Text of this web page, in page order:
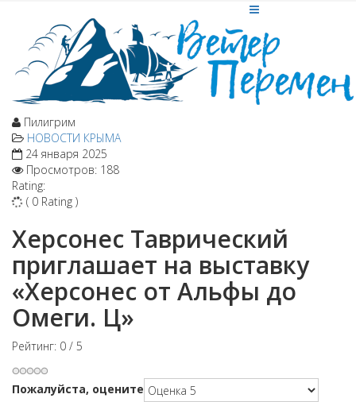
Пилигрим
НОВОСТИ КРЫМА
24 января 2025
Просмотров: 188
Rating:
( 0 Rating )
Херсонес Таврический
приглашает на выставку
«Херсонес от Альфы до
Омеги. Ц»
Рейтинг: 0 / 5
Пожалуйста, оцените